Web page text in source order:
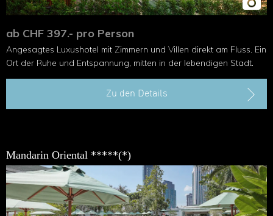
ab CHF 397.- pro Person
Angesagtes Luxushotel mit Zimmern und Villen direkt am Fluss. Ein
Ort der Ruhe und Entspannung, mitten in der lebendigen Stadt.
Zu den Details
Mandarin Oriental *****(*)